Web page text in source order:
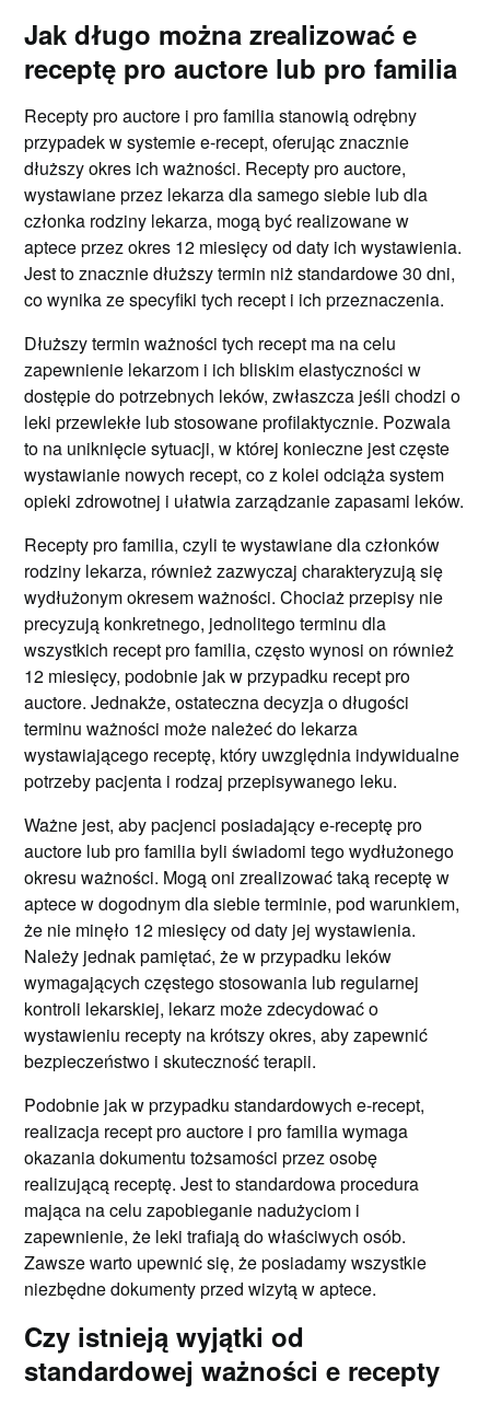
Jak długo można zrealizować e
receptę pro auctore lub pro familia
Recepty pro auctore i pro familia stanowią odrębny
przypadek w systemie e-recept, oferując znacznie
dłuższy okres ich ważności. Recepty pro auctore,
wystawiane przez lekarza dla samego siebie lub dla
członka rodziny lekarza, mogą być realizowane w
aptece przez okres 12 miesięcy od daty ich wystawienia.
Jest to znacznie dłuższy termin niż standardowe 30 dni,
co wynika ze specyfiki tych recept i ich przeznaczenia.
Dłuższy termin ważności tych recept ma na celu
zapewnienie lekarzom i ich bliskim elastyczności w
dostępie do potrzebnych leków, zwłaszcza jeśli chodzi o
leki przewlekłe lub stosowane profilaktycznie. Pozwala
to na uniknięcie sytuacji, w której konieczne jest częste
wystawianie nowych recept, co z kolei odciąża system
opieki zdrowotnej i ułatwia zarządzanie zapasami leków.
Recepty pro familia, czyli te wystawiane dla członków
rodziny lekarza, również zazwyczaj charakteryzują się
wydłużonym okresem ważności. Chociaż przepisy nie
precyzują konkretnego, jednolitego terminu dla
wszystkich recept pro familia, często wynosi on również
12 miesięcy, podobnie jak w przypadku recept pro
auctore. Jednakże, ostateczna decyzja o długości
terminu ważności może należeć do lekarza
wystawiającego receptę, który uwzględnia indywidualne
potrzeby pacjenta i rodzaj przepisywanego leku.
Ważne jest, aby pacjenci posiadający e-receptę pro
auctore lub pro familia byli świadomi tego wydłużonego
okresu ważności. Mogą oni zrealizować taką receptę w
aptece w dogodnym dla siebie terminie, pod warunkiem,
że nie minęło 12 miesięcy od daty jej wystawienia.
Należy jednak pamiętać, że w przypadku leków
wymagających częstego stosowania lub regularnej
kontroli lekarskiej, lekarz może zdecydować o
wystawieniu recepty na krótszy okres, aby zapewnić
bezpieczeństwo i skuteczność terapii.
Podobnie jak w przypadku standardowych e-recept,
realizacja recept pro auctore i pro familia wymaga
okazania dokumentu tożsamości przez osobę
realizującą receptę. Jest to standardowa procedura
mająca na celu zapobieganie nadużyciom i
zapewnienie, że leki trafiają do właściwych osób.
Zawsze warto upewnić się, że posiadamy wszystkie
niezbędne dokumenty przed wizytą w aptece.
Czy istnieją wyjątki od
standardowej ważności e recepty